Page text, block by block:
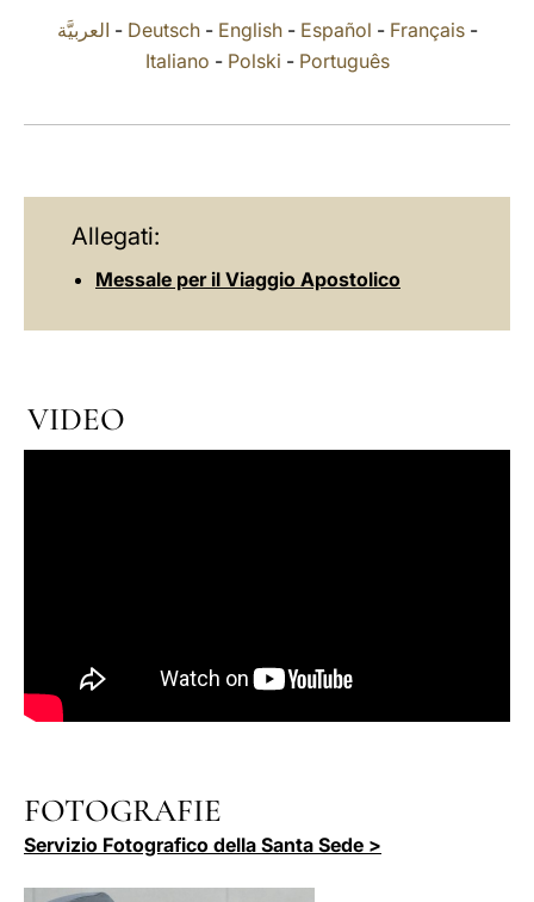
العربيَّة - Deutsch- English- Español - Français-
Italiano - Polski - Português
Allegati:
Messale per il Viaggio Apostolico
VIDEO
FOTOGRAFIE
Servizio Fotografico della Santa Sede >